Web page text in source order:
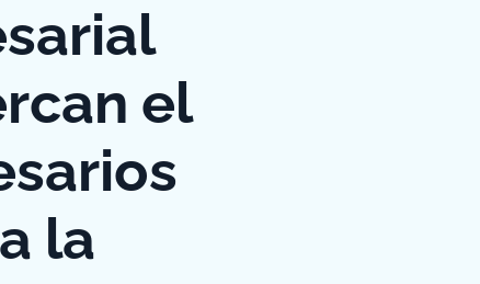
el
la